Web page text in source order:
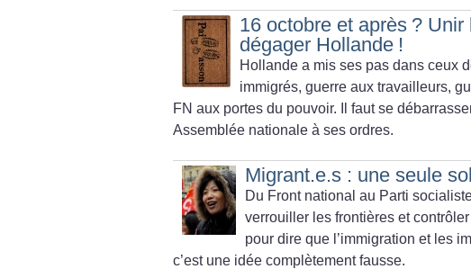
16 octobre et après ? Unir
dégager Hollande !
Hollande a mis ses pas dans ceux
immigrés, guerre aux travailleurs,
FN aux portes du pouvoir. Il faut se
Assemblée nationale à ses ordres.
Migrant.e.s : une seule
Du Front national au Parti
verrouiller les frontières et
pour dire que l’immigration et les
c’est une idée complètement fausse.